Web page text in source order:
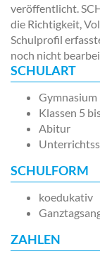
veröffentlicht.
die Richtigkeit,
Schulprofil
noch nicht
SCHULART
Gymnasium
Klassen 5
Abitur
SCHULFORM
koedukativ
ZAHLEN